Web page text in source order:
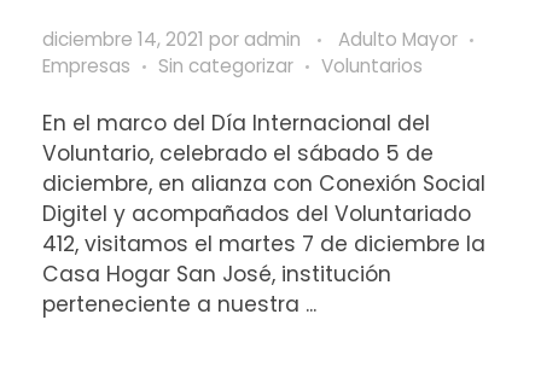
diciembre 14, 2021 por admin
Adulto Mayor
Empresas
Sin categorizar Voluntarios
En el marco del Día Internacional del
Voluntario, celebrado el sábado 5 de
diciembre, en alianza con Conexión Social
Digitel y acompañados del Voluntariado
412, visitamos el martes 7 de diciembre la
Casa Hogar San José, institución
perteneciente a nuestra ...